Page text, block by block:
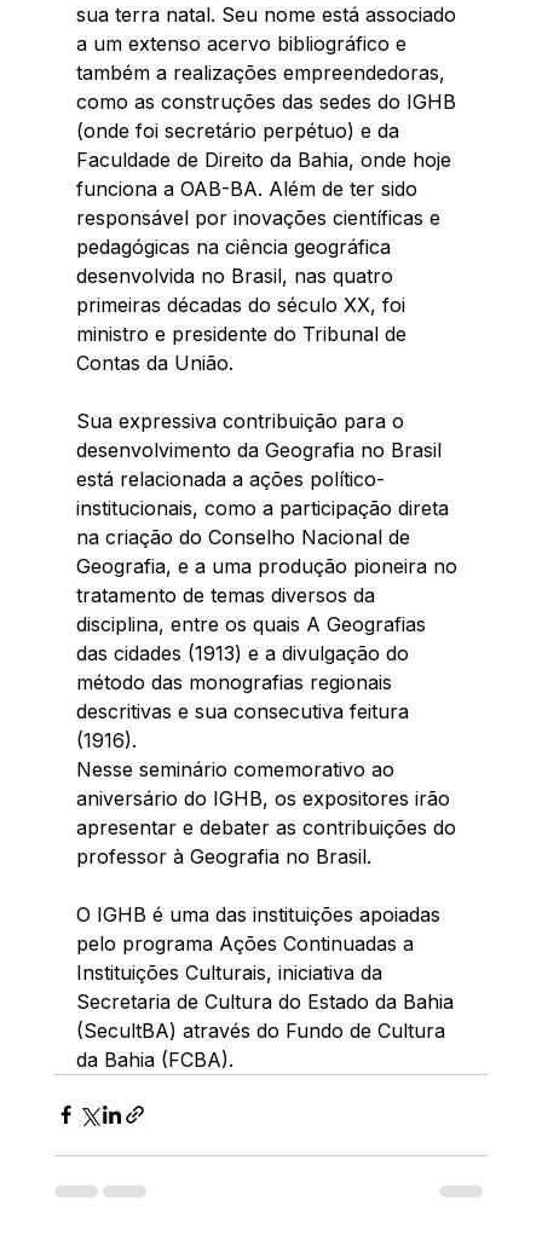
sua terra natal. Seu nome está associado
a um extenso acervo bibliográfico e
também a realizações empreendedoras,
como as construções das sedes do IGHB
(onde foi secretário perpétuo) e da
Faculdade de Direito da Bahia, onde hoje
funciona a OAB-BA. Além de ter sido
responsável por inovações científicas e
pedagógicas na ciência geográfica
desenvolvida no Brasil, nas quatro
primeiras décadas do século XX, foi
ministro e presidente do Tribunal de
Contas da União.
Sua expressiva contribuição para o
desenvolvimento da Geografia no Brasil
está relacionada a ações político-
institucionais, como a participação direta
na criação do Conselho Nacional de
Geografia, e a uma produção pioneira no
tratamento de temas diversos da
disciplina, entre os quais A Geografias
das cidades (1913) e a divulgação do
método das monografias regionais
descritivas e sua consecutiva feitura
(1916).
Nesse seminário comemorativo ao
aniversário do IGHB, os expositores irão
apresentar e debater as contribuições do
professor à Geografia no Brasil.
O IGHB é uma das instituições apoiadas
pelo programa Ações Continuadas a
Instituições Culturais, iniciativa da
Secretaria de Cultura do Estado da Bahia
(SecultBA) através do Fundo de Cultura
da Bahia (FCBA).